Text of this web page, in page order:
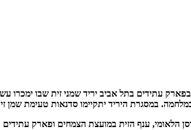
וחמישי, 6-7.12, בשעות 11:00-16:00 יתקיים בפארק עתידים בתל
במסגרת היריד יתקיימו סדנאות טעימת
הלאומי, ענף הזית במועצת הצמחים ופארק